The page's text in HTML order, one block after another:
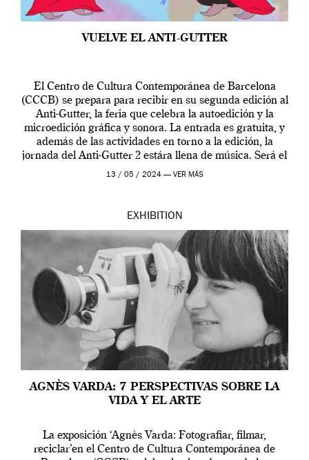
VUELVE EL ANTI-GUTTER
El Centro de Cultura Contemporánea de Barcelona
(CCCB) se prepara para recibir en su segunda edición al
Anti-Gutter, la feria que celebra la autoedición y la
microedición gráfica y sonora. La entrada es gratuita, y
además de las actividades en torno a la edición, la
jornada del Anti-Gutter 2 estára llena de música. Será el
[…]
13 / 05 / 2024 — VER MÁS
EXHIBITION
AGNÈS VARDA: 7 PERSPECTIVAS SOBRE LA
VIDA Y EL ARTE
La exposición ‘Agnès Varda: Fotografiar, filmar,
reciclar’en el Centro de Cultura Contemporánea de